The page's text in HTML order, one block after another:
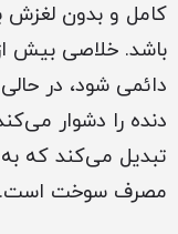
کامل و بدون لغزش
باشد. خلاصی بیش
دائمی شود، در
دنده را دشوار
تبدیل می‌کند که
مصرف سوخت است.